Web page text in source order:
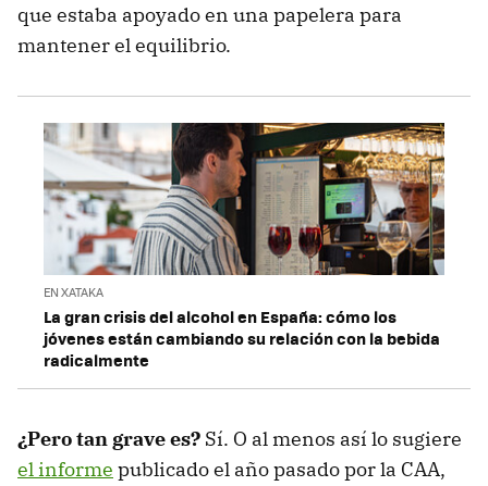
que estaba apoyado en una papelera para
mantener el equilibrio.
EN XATAKA
La gran crisis del alcohol en España: cómo los
jóvenes están cambiando su relación con la bebida
radicalmente
¿Pero tan grave es? Sí. O al menos así lo sugiere
el informe publicado el año pasado por la CAA,